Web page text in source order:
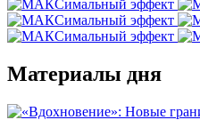
Материалы дня